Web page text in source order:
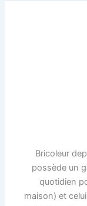
Bricoleur
possède un
quotidien
maison) et